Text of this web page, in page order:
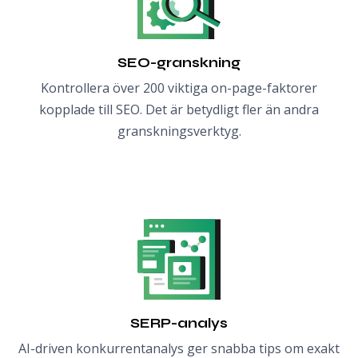
SEO-granskning
Kontrollera över 200 viktiga on-page-faktorer
kopplade till SEO. Det är betydligt fler än andra
granskningsverktyg.
SERP-analys
AI-driven konkurrentanalys ger snabba tips om exakt